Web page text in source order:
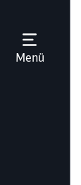
MenüMenü öffnen